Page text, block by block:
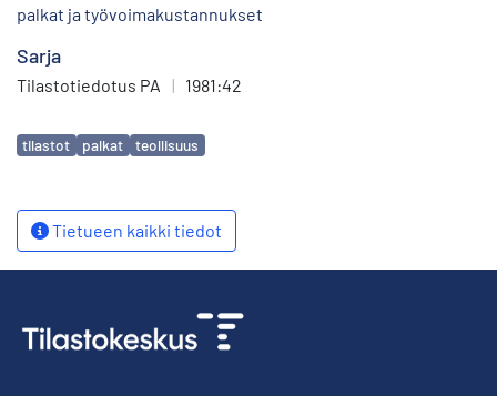
palkat ja työvoimakustannukset
Sarja
Tilastotiedotus PA | 1981:42
Avainsanat
tilastot palkat teollisuus
Tietueen kaikki tiedot